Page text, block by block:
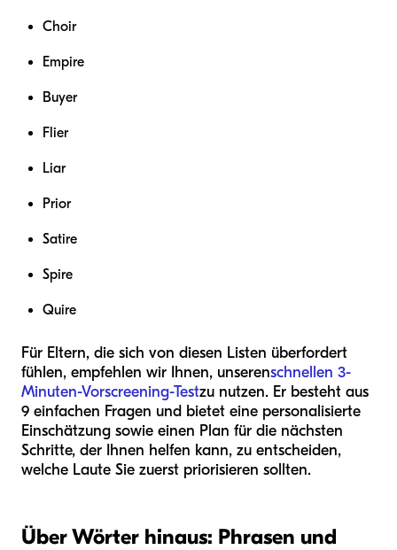
Choir
Empire
Buyer
Flier
Liar
Prior
Satire
Spire
Quire
Für Eltern, die sich von diesen Listen überfordert
fühlen, empfehlen wir Ihnen, unserenschnellen 3-
Minuten-Vorscreening-Testzu nutzen. Er besteht aus
9 einfachen Fragen und bietet eine personalisierte
Einschätzung sowie einen Plan für die nächsten
Schritte, der Ihnen helfen kann, zu entscheiden,
welche Laute Sie zuerst priorisieren sollten.
Über Wörter hinaus: Phrasen und